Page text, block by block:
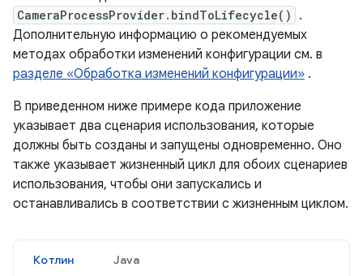
CameraProcessProvider.bindToLifecycle()
.
Дополнительную информацию о рекомендуемых
методах обработки изменений конфигурации см. в
разделе «Обработка изменений конфигурации» .
В приведенном ниже примере кода приложение
указывает два сценария использования, которые
должны быть созданы и запущены одновременно. Оно
также указывает жизненный цикл для обоих сценариев
использования, чтобы они запускались и
останавливались в соответствии с жизненным циклом.
Котлин Java